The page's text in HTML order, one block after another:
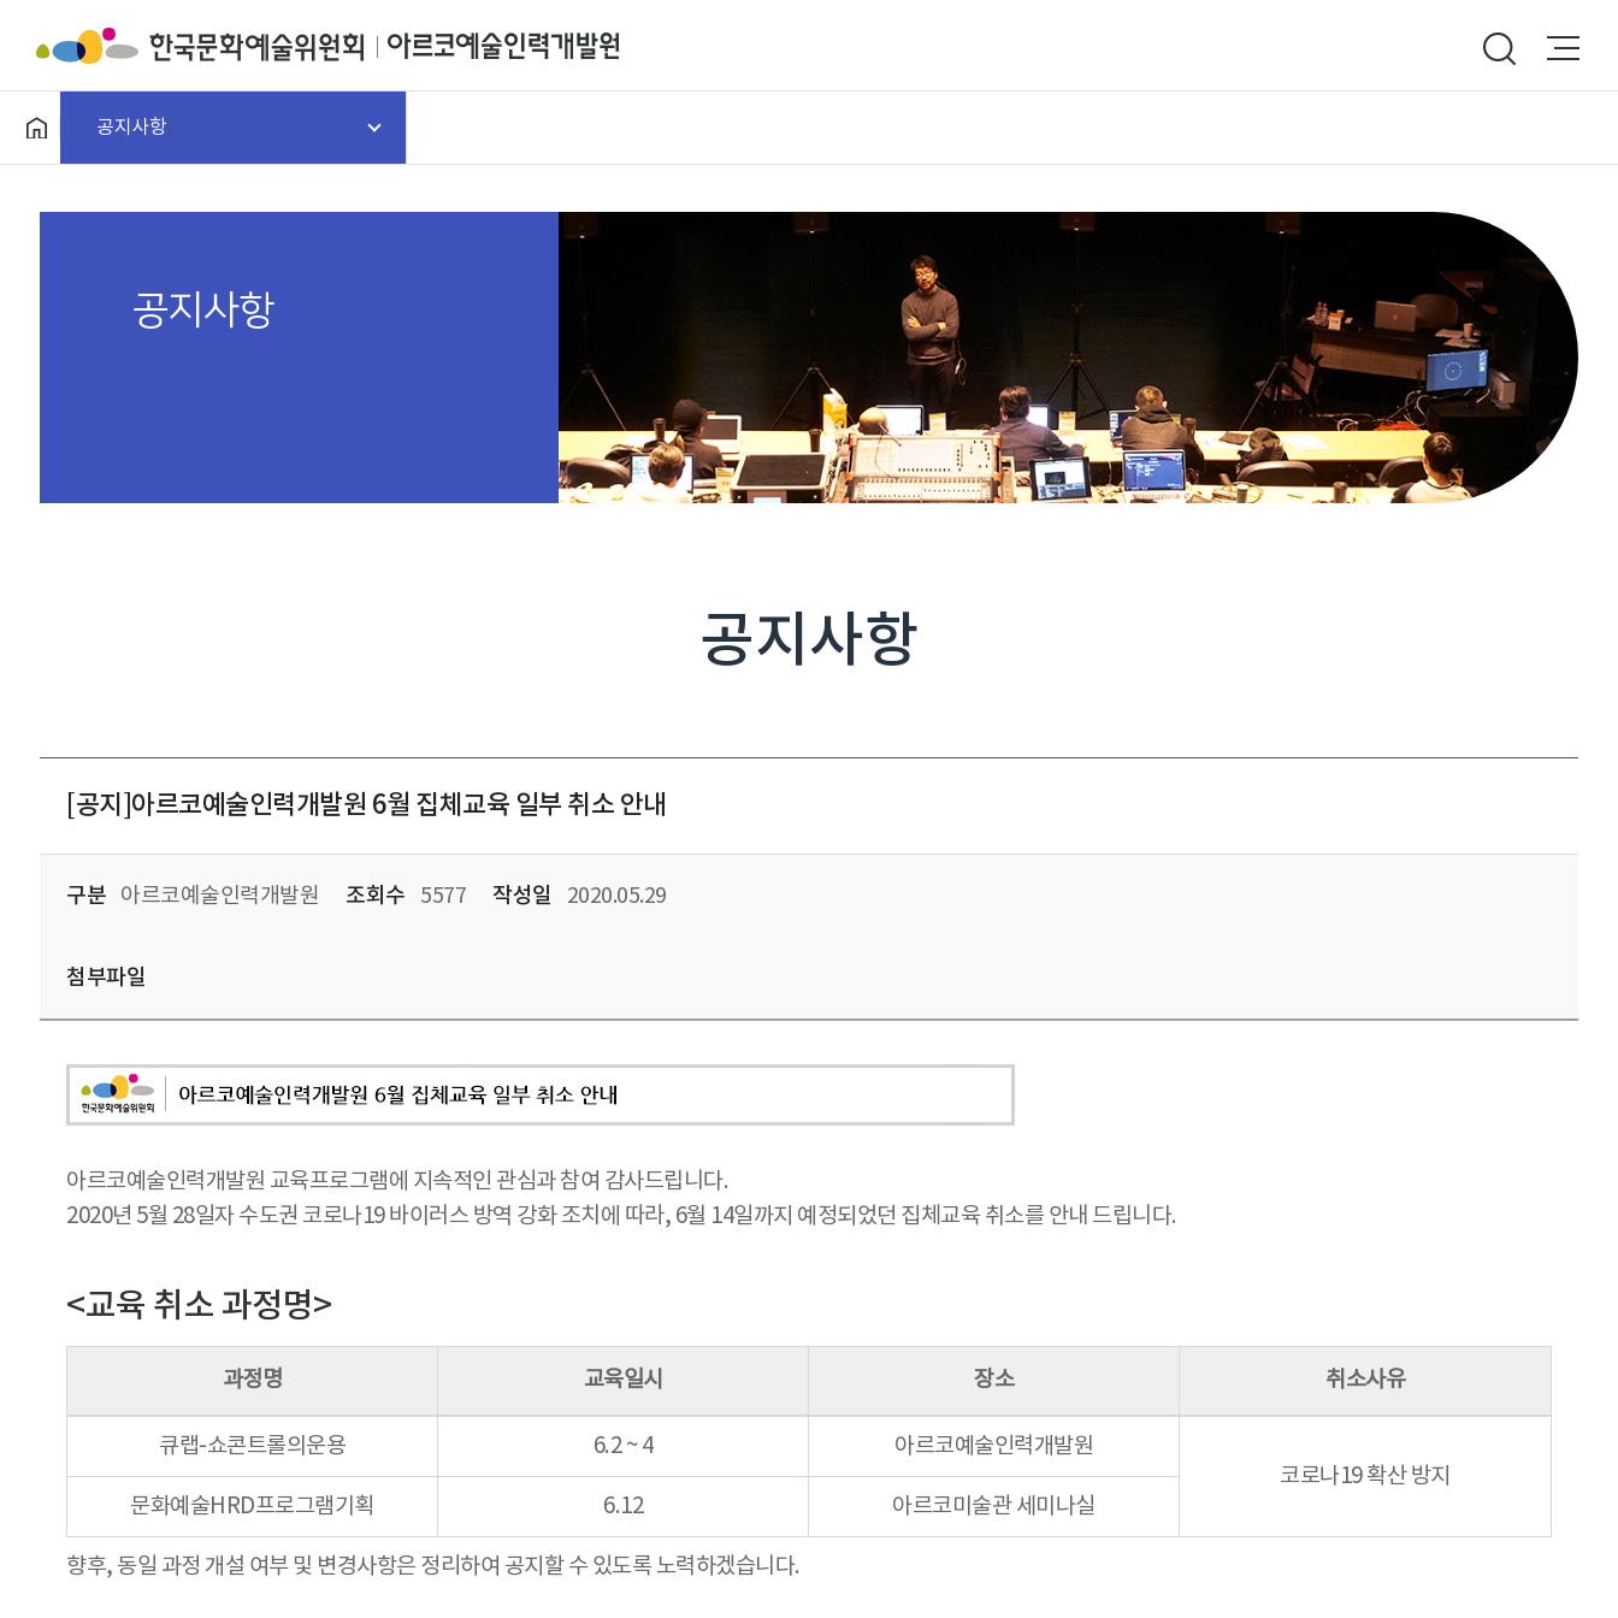
공지사항
공지사항
공지사항
[공지]아르코예술인력개발원 6월 집체교육 일부 취소 안내
구분 아르코예술인력개발원 조회수 5577 작성일 2020.05.29
첨부파일
아르코예술인력개발원 교육프로그램에 지속적인 관심과 참여 감사드립니다.
2020년 5월 28일자 수도권 코로나19 바이러스 방역 강화 조치에 따라, 6월 14일까지 예정되었던 집체교육 취소를 안내 드립니다.
<교육 취소 과정명>
과정명 교육일시 장소 취소사유
큐랩-쇼콘트롤의운용 6.2 ~ 4
아르코예술인력개발원
코로나19 확산 방지
문화예술HRD프로그램기획
6.12 아르코미술관 세미나실
향후, 동일 과정 개설 여부 및 변경사항은 정리하여 공지할 수 있도록 노력하겠습니다.